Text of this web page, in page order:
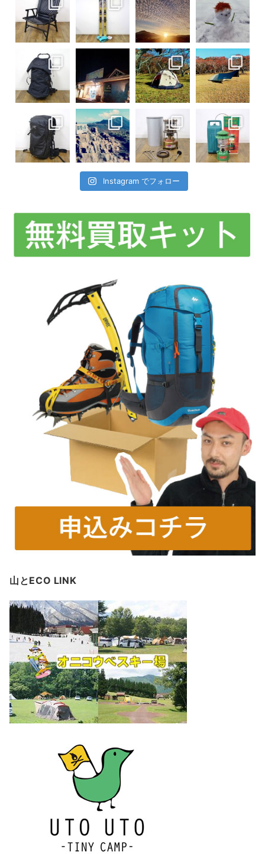
Instagram でフォロー
山とECO LINK